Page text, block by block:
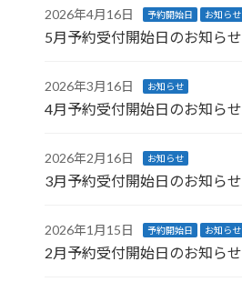
2026年4月16日 予約開始日 お知らせ
5月予約受付開始日のお知らせ
2026年3月16日 お知らせ
4月予約受付開始日のお知らせ
2026年2月16日 お知らせ
3月予約受付開始日のお知らせ
2026年1月15日 予約開始日 お知らせ
2月予約受付開始日のお知らせ